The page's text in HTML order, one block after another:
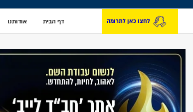
לחצו כאן לתרומה דף הבית אודותנו